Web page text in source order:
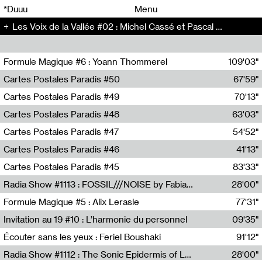
*Duuu
Menu
Les Voix de la Vallée #02 : Michel Cassé et Pascal Rousseau - Les Voix de la Vallée (2)
Formule Magique #6 : Yoann Thommerel
Nathalie Lacroix,Yoann Thommerel
109'03"
Cartes Postales Paradis #50
Zoé Leroux
67'59"
Cartes Postales Paradis #49
Aurore Portales
70'13"
Cartes Postales Paradis #48
Mathias Dupaquier
63'03"
Cartes Postales Paradis #47
Raymond Engramer
54'52"
Cartes Postales Paradis #46
Sarah Banville
41'13"
Cartes Postales Paradis #45
Mateo Cuin
83'33"
Radia Show #1113 : FOSSIL///NOISE by Fabiana Gibim / Wave Farm
Wave Farm
28'00"
Formule Magique #5 : Alix Lerasle
Nathalie Lacroix
77'31"
Invitation au 19 #10 : L’harmonie du personnel
19, CRAC
09'35"
Écouter sans les yeux : Feriel Boushaki
Feriel Boushaki
91'12"
Radia Show #1112 : The Sonic Epidermis of Lake Léman by Paul Courlet / Guest Slot
28'00"
00 00
00 00